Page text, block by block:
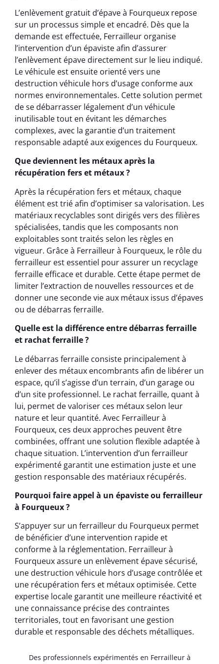
L’enlèvement gratuit d’épave à Fourqueux repose
sur un processus simple et encadré. Dès que la
demande est effectuée, Ferrailleur organise
l’intervention d’un épaviste afin d’assurer
l’enlèvement épave directement sur le lieu indiqué.
Le véhicule est ensuite orienté vers une
destruction véhicule hors d’usage conforme aux
normes environnementales. Cette solution permet
de se débarrasser légalement d’un véhicule
inutilisable tout en évitant les démarches
complexes, avec la garantie d’un traitement
responsable adapté aux exigences du Fourqueux.
Que deviennent les métaux après la
récupération fers et métaux ?
Après la récupération fers et métaux, chaque
élément est trié afin d’optimiser sa valorisation. Les
matériaux recyclables sont dirigés vers des filières
spécialisées, tandis que les composants non
exploitables sont traités selon les règles en
vigueur. Grâce à Ferrailleur à Fourqueux, le rôle du
ferrailleur est essentiel pour assurer un recyclage
ferraille efficace et durable. Cette étape permet de
limiter l’extraction de nouvelles ressources et de
donner une seconde vie aux métaux issus d’épaves
ou de débarras ferraille.
Quelle est la différence entre débarras ferraille
et rachat ferraille ?
Le débarras ferraille consiste principalement à
enlever des métaux encombrants afin de libérer un
espace, qu’il s’agisse d’un terrain, d’un garage ou
d’un site professionnel. Le rachat ferraille, quant à
lui, permet de valoriser ces métaux selon leur
nature et leur quantité. Avec Ferrailleur à
Fourqueux, ces deux approches peuvent être
combinées, offrant une solution flexible adaptée à
chaque situation. L’intervention d’un ferrailleur
expérimenté garantit une estimation juste et une
gestion responsable des matériaux récupérés.
Pourquoi faire appel à un épaviste ou ferrailleur
à Fourqueux ?
S’appuyer sur un ferrailleur du Fourqueux permet
de bénéficier d’une intervention rapide et
conforme à la réglementation. Ferrailleur à
Fourqueux assure un enlèvement épave sécurisé,
une destruction véhicule hors d’usage contrôlée et
une récupération fers et métaux optimisée. Cette
expertise locale garantit une meilleure réactivité et
une connaissance précise des contraintes
territoriales, tout en favorisant une gestion
durable et responsable des déchets métalliques.
Des professionnels expérimentés en Ferrailleur à